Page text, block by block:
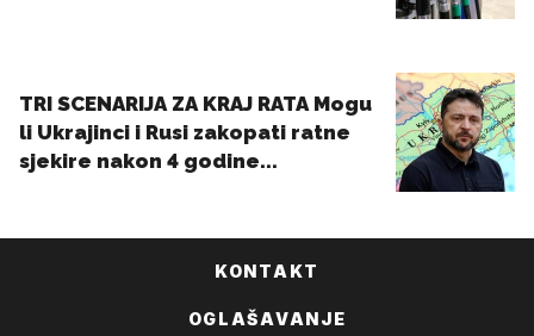
KONTAKT
OGLAŠAVANJE